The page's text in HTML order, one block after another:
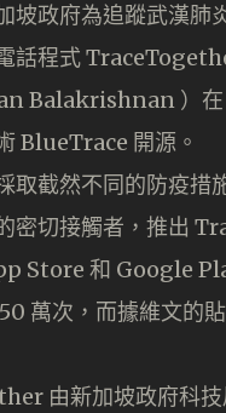
坡政府為追蹤武漢肺
話程式
Balakrishnan ）在
BlueTrace 開源。
取截然不同的防疫措
密切接觸者，推出
Store 和 Google
萬次，而據維文的
由新加坡政府科